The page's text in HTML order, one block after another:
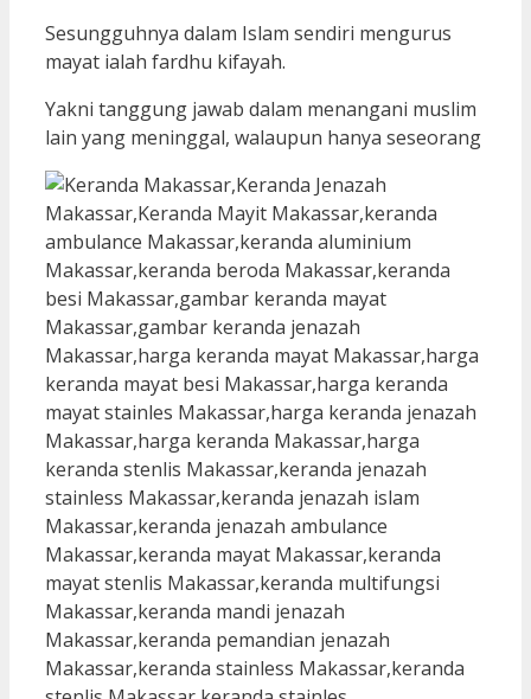
Sesungguhnya dalam Islam sendiri mengurus
mayat ialah fardhu kifayah.
Yakni tanggung jawab dalam menangani muslim
lain yang meninggal, walaupun hanya seseorang